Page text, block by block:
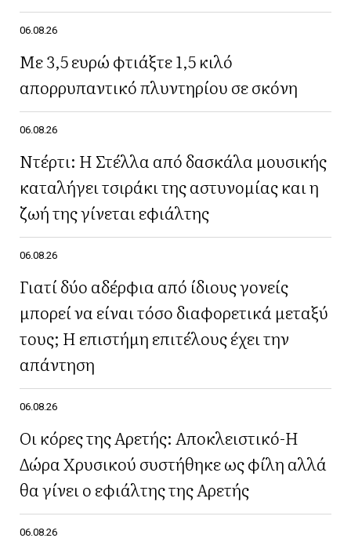
06.08.26
Με 3,5 ευρώ φτιάξτε 1,5 κιλό
απορρυπαντικό πλυντηρίου σε σκόνη
06.08.26
Ντέρτι: Η Στέλλα από δασκάλα μουσικής
καταλήγει τσιράκι της αστυνομίας και η
ζωή της γίνεται εφιάλτης
06.08.26
Γιατί δύο αδέρφια από ίδιους γονείς
μπορεί να είναι τόσο διαφορετικά μεταξύ
τους; Η επιστήμη επιτέλους έχει την
απάντηση
06.08.26
Οι κόρες της Αρετής: Αποκλειστικό-Η
Δώρα Χρυσικού συστήθηκε ως φίλη αλλά
θα γίνει ο εφιάλτης της Αρετής
06.08.26